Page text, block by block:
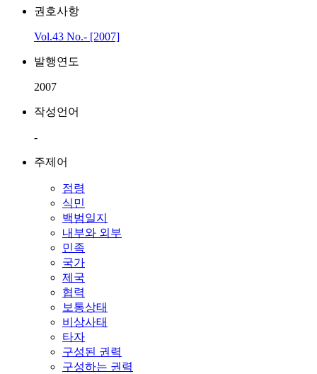
권호사항
Vol.43 No.- [2007]
발행연도
2007
작성언어
-
주제어
점령
식민
백범일지
내부와 외부
민족
국가
제국
협력
보통상태
비상사태
타자
구성된 권력
구성하는 권력